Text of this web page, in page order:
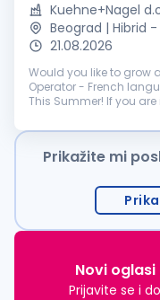
Kuehne+Nagel
Beograd | Hibrid -
21.08.2026
Would you like to grow above
Operator - French language Belgrade / Hybrid Join
This Summer! If you are interested in working in a diverse,
Prikažite mi
Novi
Prijavite se i